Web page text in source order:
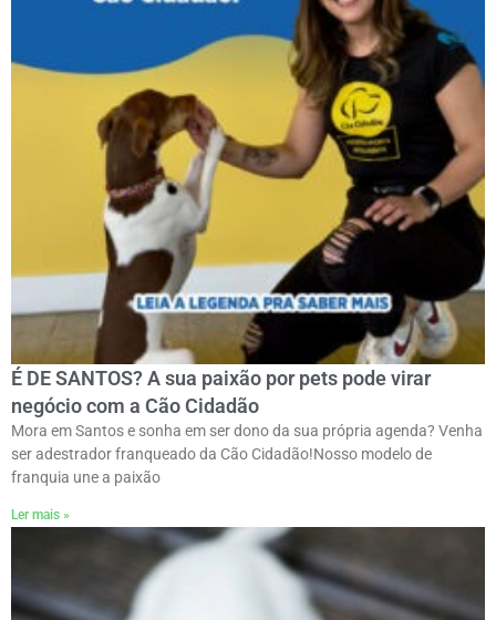
É DE SANTOS? A sua paixão por pets pode virar
negócio com a Cão Cidadão
Mora em Santos e sonha em ser dono da sua própria agenda? Venha
ser adestrador franqueado da Cão Cidadão!ㅤNosso modelo de
franquia une a paixão
Ler mais »